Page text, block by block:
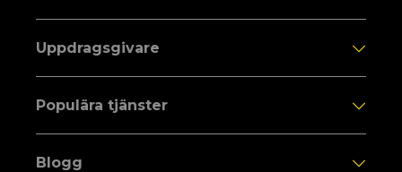
Uppdragsgivare
Populära tjänster
Blogg